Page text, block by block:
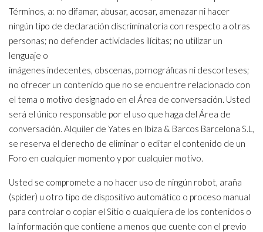
Términos, a: no difamar, abusar, acosar, amenazar ni hacer
ningún tipo de declaración discriminatoria con respecto a otras
personas; no defender actividades ilícitas; no utilizar un
lenguaje o
imágenes indecentes, obscenas, pornográficas ni descorteses;
no ofrecer un contenido que no se encuentre relacionado con
el tema o motivo designado en el Área de conversación. Usted
será el único responsable por el uso que haga del Área de
conversación. Alquiler de Yates en Ibiza & Barcos Barcelona S.L,
se reserva el derecho de eliminar o editar el contenido de un
Foro en cualquier momento y por cualquier motivo.
Usted se compromete a no hacer uso de ningún robot, araña
(spider) u otro tipo de dispositivo automático o proceso manual
para controlar o copiar el Sitio o cualquiera de los contenidos o
la información que contiene a menos que cuente con el previo